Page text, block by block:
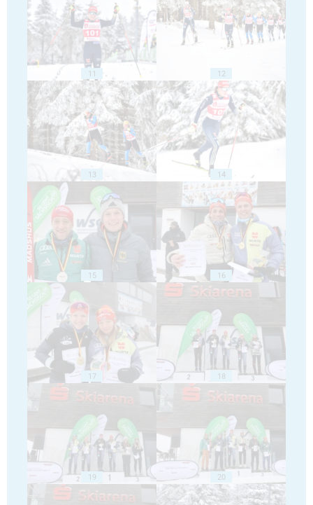
11 12
13 14
15 16
17 18
19 20